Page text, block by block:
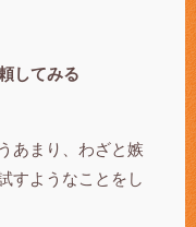
してみる
あまり、わざと嫉
すようなことをし